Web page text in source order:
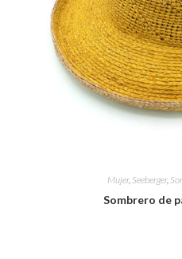
Mujer, Seeberger,
Sombrero de